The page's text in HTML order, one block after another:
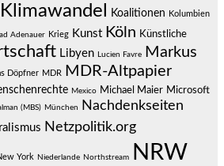
Klimawandel Koalitionen Kolumbien
Adenauer Krieg Kunst Köln Künstliche
Libyen Lucien Favre
Markus
Döpfner MDR MDR-Altpapier
Mexico Michael Maier Microsoft
(MBS) München Nachdenkseiten
Netzpolitik.org
York Niederlande Northstream NRW